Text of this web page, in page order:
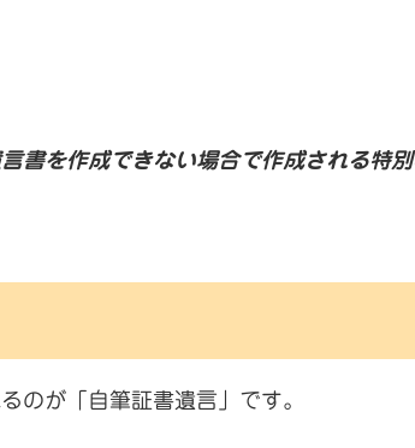
書を作成できない場合で作成される特
のが「自筆証書遺言」です。